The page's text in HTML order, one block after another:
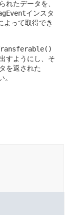
れたデータを、
インスタ
よって取得でき
すようにし、そ
を返された